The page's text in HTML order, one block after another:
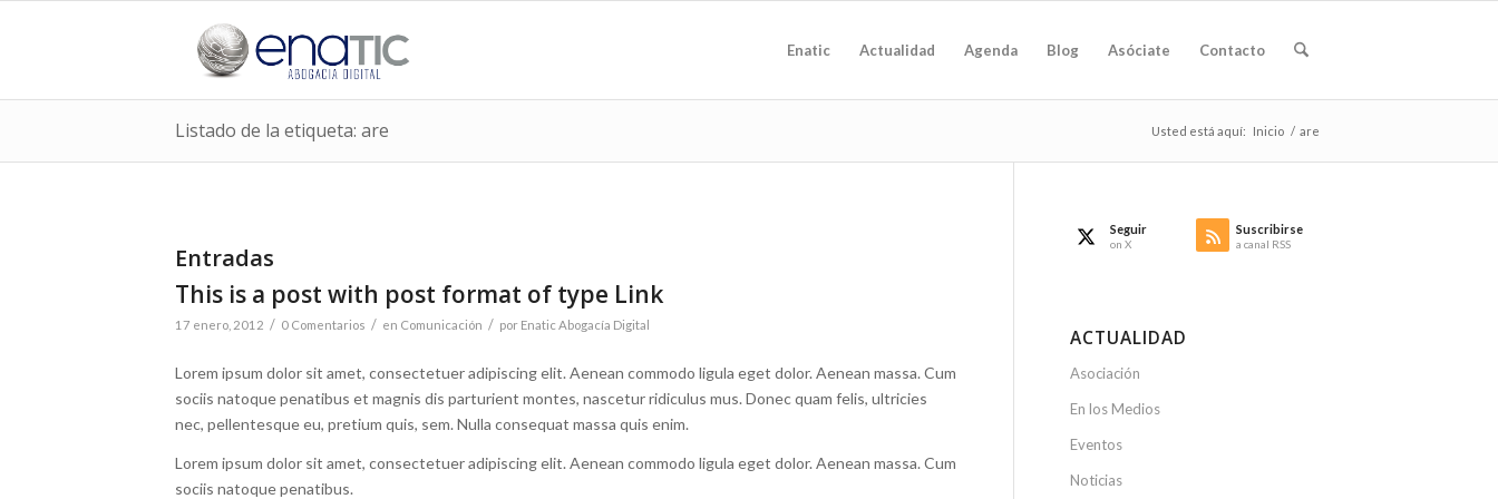
Enatic Actualidad Agenda Blog Asóciate Contacto
Listado de la etiqueta: are Usted está aquí: Inicio / are
Entradas
This is a post with post format of type Link
17 enero, 2012 / 0 Comentarios / en Comunicación / por Enatic Abogacía Digital
Lorem ipsum dolor sit amet, consectetuer adipiscing elit. Aenean commodo ligula eget dolor. Aenean massa. Cum
sociis natoque penatibus et magnis dis parturient montes, nascetur ridiculus mus. Donec quam felis, ultricies
nec, pellentesque eu, pretium quis, sem. Nulla consequat massa quis enim.
Lorem ipsum dolor sit amet, consectetuer adipiscing elit. Aenean commodo ligula eget dolor. Aenean massa. Cum
sociis natoque penatibus.
Seguir
on X
Suscribirse
a canal RSS
ACTUALIDAD
Asociación
En los Medios
Eventos
Noticias